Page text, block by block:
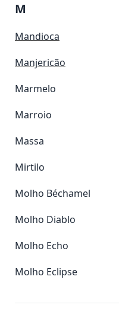
M
Mandioca
Manjericão
Marmelo
Marroio
Massa
Mirtilo
Molho Béchamel
Molho Diablo
Molho Echo
Molho Eclipse